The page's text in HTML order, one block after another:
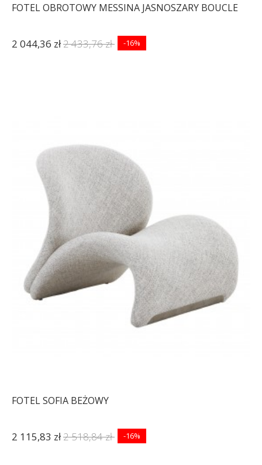
FOTEL OBROTOWY MESSINA JASNOSZARY BOUCLE
2 044,36 zł2 433,76 zł -16%
FOTEL SOFIA BEŻOWY
2 115,83 zł2 518,84 zł -16%